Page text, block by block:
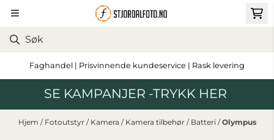
Hopp til innhold
Faghandel | Prisvinnende kundeservice | Rask levering
SE KAMPANJER -TRYKK HER
Hjem / Fotoutstyr / Kamera / Kamera tilbehør / Batteri /Olympus